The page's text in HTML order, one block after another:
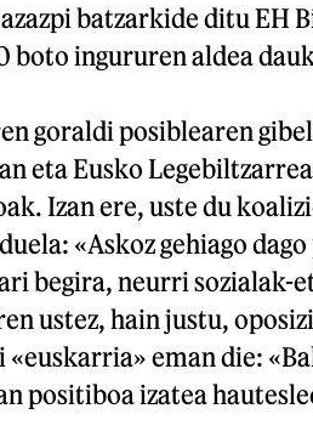
batzarkide ditu EH
boto ingururen aldea
goraldi posiblearen
eta Eusko
Izan ere, uste du
«Askoz gehiago
begira, neurri sozialak-
ustez, hain justu,
«euskarria» eman die:
positiboa izatea